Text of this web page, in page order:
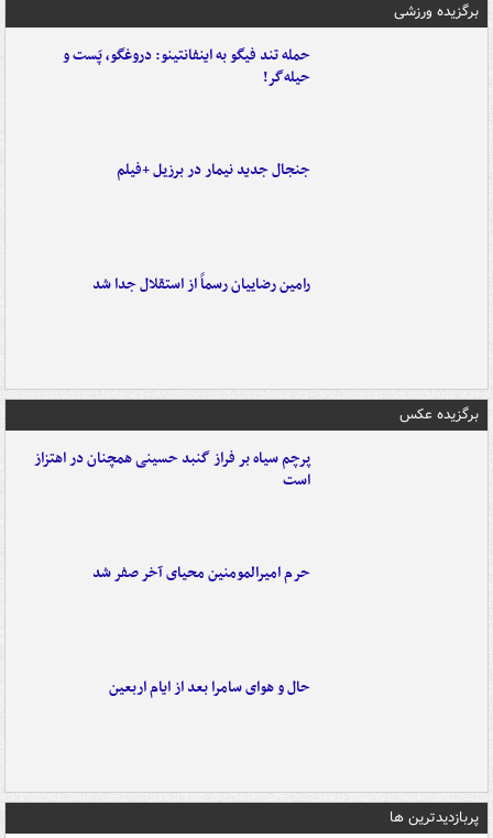
برگزیده ورزشی
حمله تند فیگو به اینفانتینو: دروغگو، پَست‌ و
حیله‌گر!
جنجال جدید نیمار در برزیل +فیلم
رامین رضاییان رسماً از استقلال جدا شد
برگزیده عکس
پرچم سیاه بر فراز گنبد حسینی همچنان در اهتزاز
است
حرم امیرالمومنین محیای آخر صفر شد
حال و هوای سامرا بعد از ایام اربعین
پربازدیدترین ها